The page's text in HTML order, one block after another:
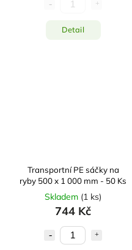
Detail
Transportní PE sáčky na
ryby 500 x 1 000 mm - 50 Ks
Skladem (1 ks)
744 Kč